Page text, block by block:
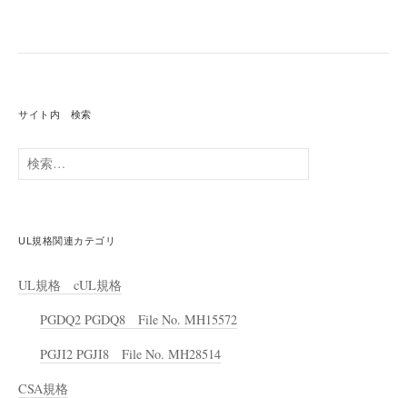
サイト内 検索
検
索:
UL規格関連カテゴリ
UL規格 cUL規格
PGDQ2 PGDQ8 File No. MH15572
PGJI2 PGJI8 File No. MH28514
CSA規格